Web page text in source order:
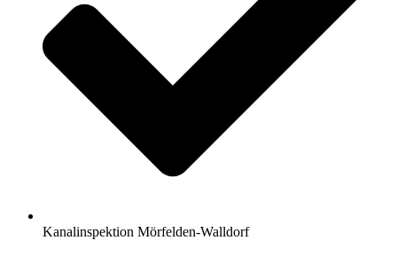
Kanalinspektion Mörfelden-Walldorf